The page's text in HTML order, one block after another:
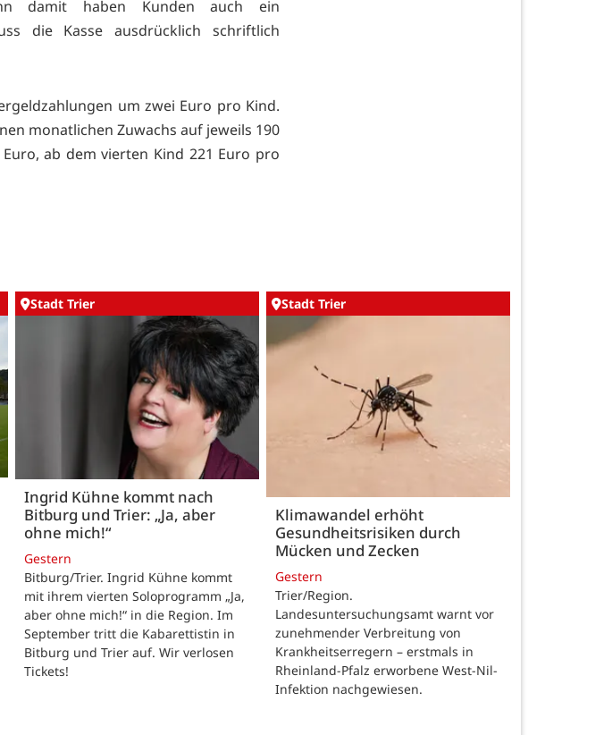
damit haben Kunden auch ein
die Kasse ausdrücklich schriftlich
um zwei Euro pro Kind.
monatlichen Zuwachs auf jeweils 190
ab dem vierten Kind 221 Euro pro
Stadt Trier
Ingrid Kühne kommt nach
Bitburg und Trier: „Ja, aber
ohne mich!“
Gestern
Bitburg/Trier. Ingrid Kühne kommt
mit ihrem vierten Soloprogramm „Ja,
aber ohne mich!“ in die Region. Im
September tritt die Kabarettistin in
Bitburg und Trier auf. Wir verlosen
Tickets!
Stadt Trier
Klimawandel erhöht
Gesundheitsrisiken durch
Mücken und Zecken
Gestern
Trier/Region.
Landesuntersuchungsamt warnt vor
zunehmender Verbreitung von
Krankheitserregern – erstmals in
Rheinland-Pfalz erworbene West-Nil-
Infektion nachgewiesen.